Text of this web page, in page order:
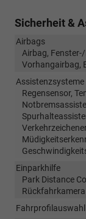
Sicherheit &
Airbags
Airbag,
Vorhangairbag,
Assistenzsysteme
Regensensor,
Einparkhilfe
Park Distance
Rückfahrkamera
Fahrprofilauswahl